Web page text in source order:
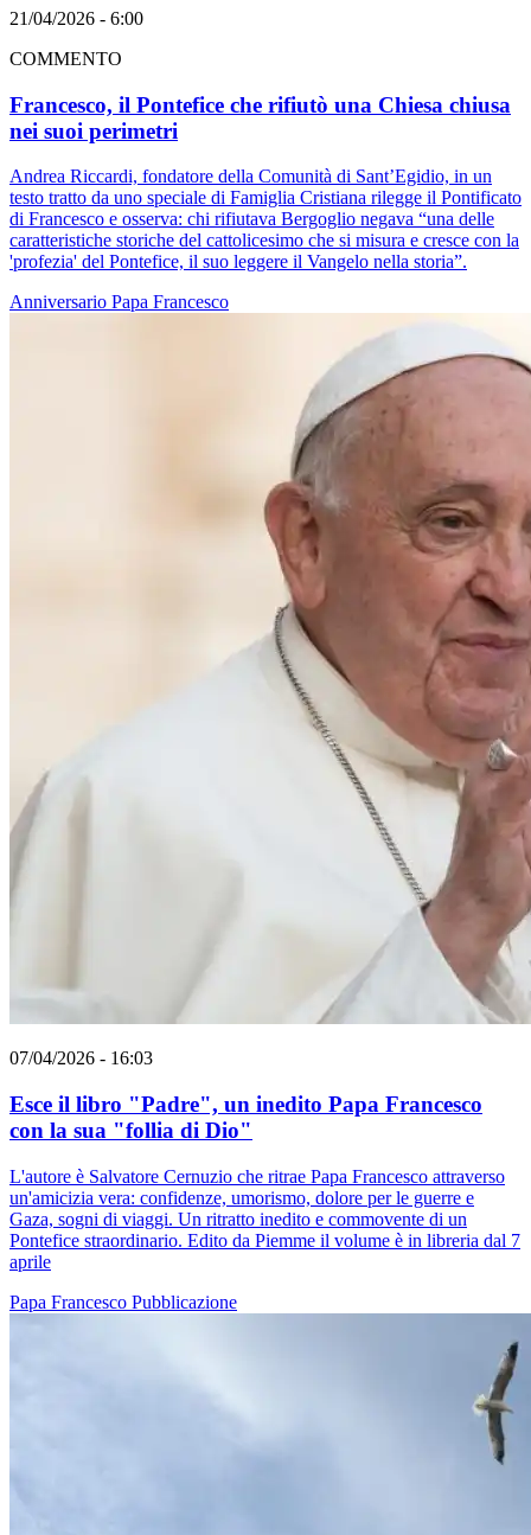
21/04/2026 - 6:00
COMMENTO
Francesco, il Pontefice che rifiutò una Chiesa chiusa
nei suoi perimetri
Andrea Riccardi, fondatore della Comunità di Sant’Egidio, in un
testo tratto da uno speciale di Famiglia Cristiana rilegge il Pontificato
di Francesco e osserva: chi rifiutava Bergoglio negava “una delle
caratteristiche storiche del cattolicesimo che si misura e cresce con la
'profezia' del Pontefice, il suo leggere il Vangelo nella storia”.
Anniversario Papa Francesco
07/04/2026 - 16:03
Esce il libro "Padre", un inedito Papa Francesco
con la sua "follia di Dio"
L'autore è Salvatore Cernuzio che ritrae Papa Francesco attraverso
un'amicizia vera: confidenze, umorismo, dolore per le guerre e
Gaza, sogni di viaggi. Un ritratto inedito e commovente di un
Pontefice straordinario. Edito da Piemme il volume è in libreria dal 7
aprile
Papa Francesco Pubblicazione